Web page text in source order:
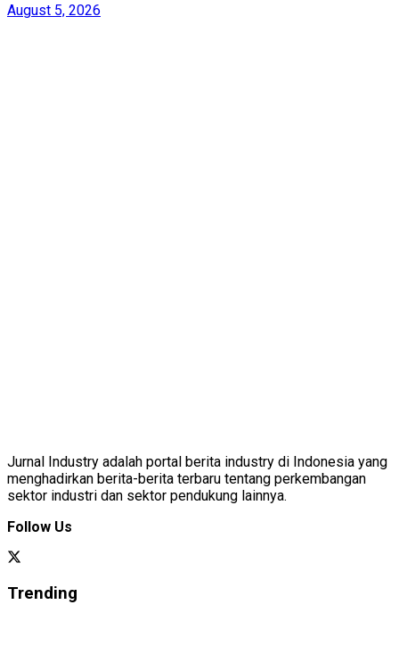
August 5, 2026
Jurnal Industry adalah portal berita industry di Indonesia yang
menghadirkan berita-berita terbaru tentang perkembangan
sektor industri dan sektor pendukung lainnya.
Follow Us
Trending